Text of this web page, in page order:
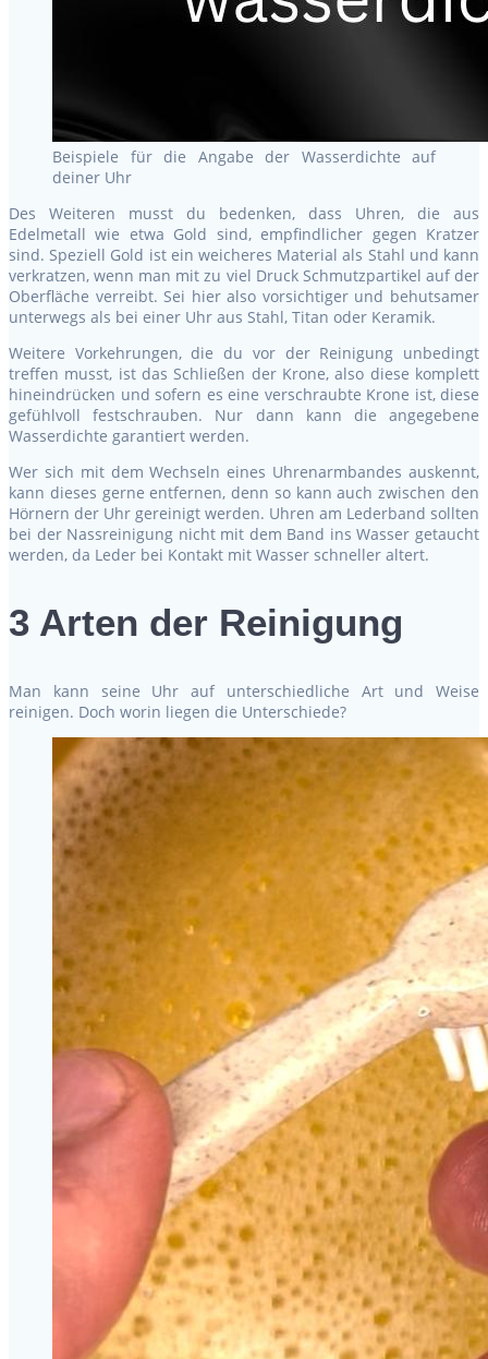
Beispiele für die Angabe der Wasserdichte auf
deiner Uhr
Des Weiteren musst du bedenken, dass Uhren, die aus
Edelmetall wie etwa Gold sind, empfindlicher gegen Kratzer
sind. Speziell Gold ist ein weicheres Material als Stahl und kann
verkratzen, wenn man mit zu viel Druck Schmutzpartikel auf der
Oberfläche verreibt. Sei hier also vorsichtiger und behutsamer
unterwegs als bei einer Uhr aus Stahl, Titan oder Keramik.
Weitere Vorkehrungen, die du vor der Reinigung unbedingt
treffen musst, ist das Schließen der Krone, also diese komplett
hineindrücken und sofern es eine verschraubte Krone ist, diese
gefühlvoll festschrauben. Nur dann kann die angegebene
Wasserdichte garantiert werden.
Wer sich mit dem Wechseln eines Uhrenarmbandes auskennt,
kann dieses gerne entfernen, denn so kann auch zwischen den
Hörnern der Uhr gereinigt werden. Uhren am Lederband sollten
bei der Nassreinigung nicht mit dem Band ins Wasser getaucht
werden, da Leder bei Kontakt mit Wasser schneller altert.
3 Arten der Reinigung
Man kann seine Uhr auf unterschiedliche Art und Weise
reinigen. Doch worin liegen die Unterschiede?